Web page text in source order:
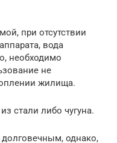
при отсутствии
вода
необходимо
не
жилища.
стали либо чугуна.
долговечным, однако,